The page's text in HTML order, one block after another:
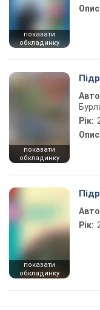
показати
обкладинку
показати
обкладинку
Рік:
показати
обкладинку
Рік: